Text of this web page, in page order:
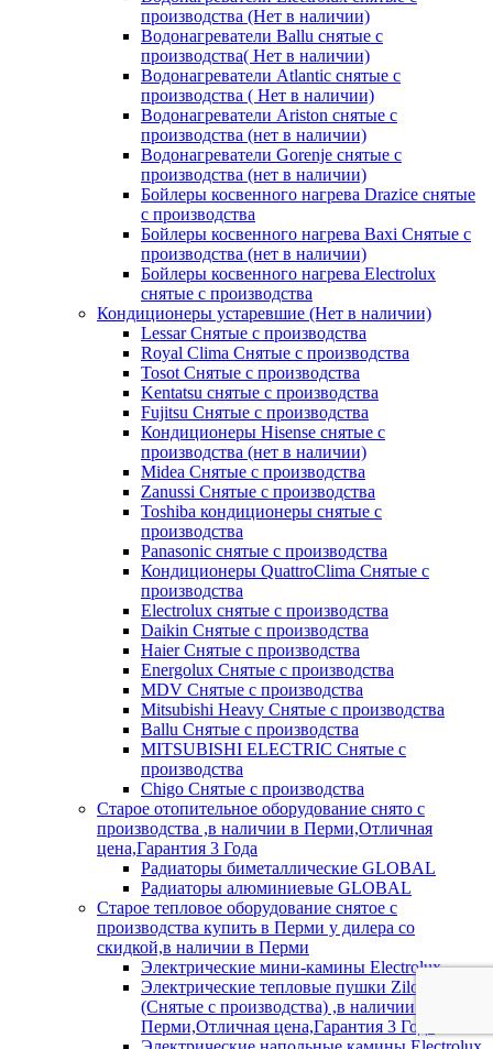
производства (Нет в наличии)
Водонагреватели Ballu снятые с
производства( Нет в наличии)
Водонагреватели Atlantic снятые с
производства ( Нет в наличии)
Водонагреватели Ariston снятые с
производства (нет в наличии)
Водонагреватели Gorenje снятые с
производства (нет в наличии)
Бойлеры косвенного нагрева Drazice снятые
с производства
Бойлеры косвенного нагрева Baxi Снятые с
производства (нет в наличии)
Бойлеры косвенного нагрева Electrolux
снятые с производства
Кондиционеры устаревшие (Нет в наличии)
Lessar Снятые с производства
Royal Clima Снятые с производства
Tosot Снятые с производства
Kentatsu снятые с производства
Fujitsu Снятые с производства
Кондиционеры Hisense снятые с
производства (нет в наличии)
Midea Снятые с производства
Zanussi Снятые с производства
Toshiba кондиционеры снятые с
производства
Panasonic снятые с производства
Кондиционеры QuattroClima Снятые с
производства
Electrolux снятые с производства
Daikin Снятые с производства
Haier Снятые с производства
Energolux Снятые с производства
MDV Снятые с производства
Mitsubishi Heavy Снятые с производства
Ballu Снятые с производства
MITSUBISHI ELECTRIC Снятые с
производства
Chigo Снятые с производства
Старое отопительное оборудование снято с
производства ,в наличии в Перми,Отличная
цена,Гарантия 3 Года
Радиаторы биметаллические GLOBAL
Радиаторы алюминиевые GLOBAL
Старое тепловое оборудование снятое с
производства купить в Перми у дилера со
скидкой,в наличии в Перми
Электрические мини-камины Electrolux
Электрические тепловые пушки Zilon
(Снятые с производства) ,в наличии в
Перми,Отличная цена,Гарантия 3 Года